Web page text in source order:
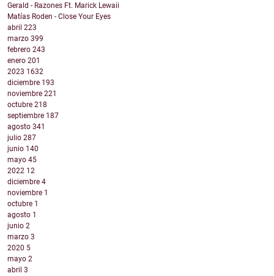
Gerald - Razones Ft. Marick Lewaii
Matías Roden - Close Your Eyes
abril 223
marzo 399
febrero 243
enero 201
2023 1632
diciembre 193
noviembre 221
octubre 218
septiembre 187
agosto 341
julio 287
junio 140
mayo 45
2022 12
diciembre 4
noviembre 1
octubre 1
agosto 1
junio 2
marzo 3
2020 5
mayo 2
abril 3